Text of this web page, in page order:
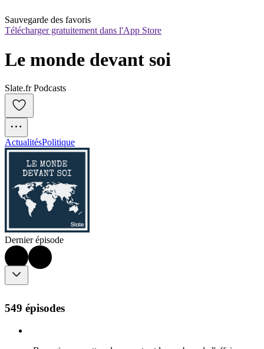
Sauvegarde des favoris
Télécharger gratuitement dans l'App Store
Le monde devant soi
Slate.fr Podcasts
ActualitésPolitique
Dernier épisode
549 épisodes